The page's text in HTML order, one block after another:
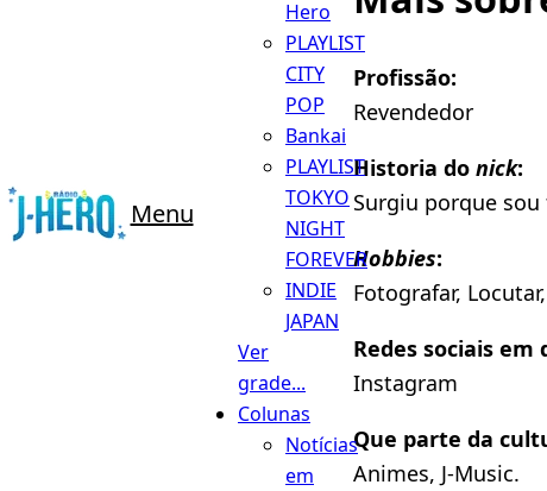
Menu
Hero
PLAYLIST
CITY
POP
Bankai
PLAYLIST
TOKYO
NIGHT
FOREVER
INDIE
JAPAN
Ver
grade...
Colunas
Notícias
em
Profissão:
Revendedor
Historia do nick:
Surgiu porque
Hobbies:
Fotografar,
Redes sociais em
Instagram
Que parte da
Animes, J-Music.